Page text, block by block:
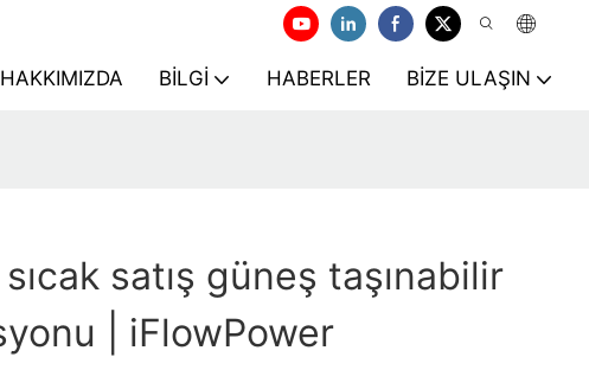
HAKKIMIZDA BILGI HABERLER BIZE ULAŞIN
satış güneş taşınabilir
| iFlowPower